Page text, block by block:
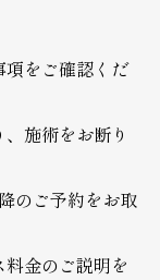
項をご確認くだ
施術をお断り
のご予約をお取
金のご説明を